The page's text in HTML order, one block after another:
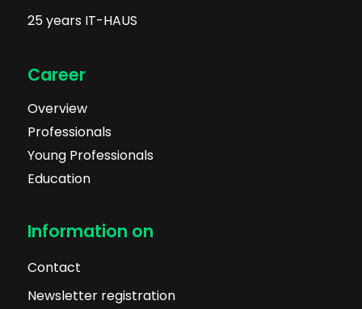
25 years IT-HAUS
Career
Overview
Professionals
Young Professionals
Education
Information on
Contact
Newsletter registration